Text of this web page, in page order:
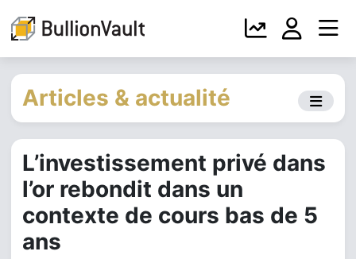
Articles & actualité
L’investissement privé dans
l’or rebondit dans un
contexte de cours bas de 5
ans